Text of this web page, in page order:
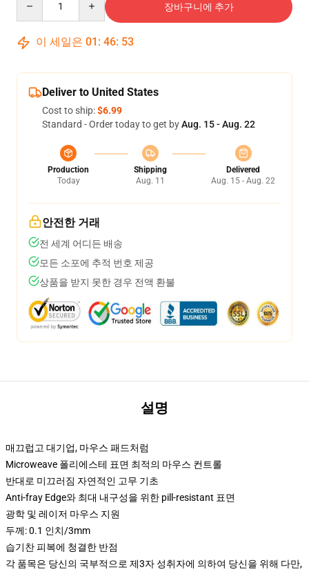
장바구니에 추가
이 세일은 01 : 46: 53
Deliver to United States
Cost to ship:$6.99
Standard - Order today to get byAug. 15 - Aug. 22
Production
Today
Shipping
Aug. 11
Delivered
Aug. 15 - Aug. 22
안전한 거래
전 세계 어디든 배송
모든 소포에 추적 번호 제공
상품을 받지 못한 경우 전액 환불
설명
매끄럽고 대기업, 마우스 패드처럼
Microweave 폴리에스테 표면 최적의 마우스 컨트롤
반대로 미끄러짐 자연적인 고무 기초
Anti-fray Edge와 최대 내구성을 위한 pill-resistant 표면
광학 및 레이저 마우스 지원
두께: 0.1 인치/3mm
습기찬 피복에 청결한 반점
각 품목은 당신의 국부적으로 제3자 성취자에 의하여 당신을 위해 다만,